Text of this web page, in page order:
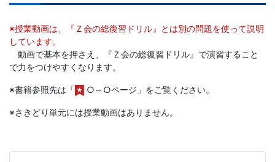
※授業動画は、『Ｚ会の総復習ドリル』とは別の問題を使って説明
しています。
動画で基本を押さえ、『Ｚ会の総復習ドリル』で演習すること
で力をつけやすくなります。
※書籍参照先は「 ○～○ページ 」をご覧ください。
※さきどり単元には授業動画はありません。